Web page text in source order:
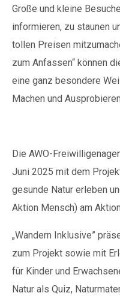
Große und kleine
informieren, zu staunen
tollen Preisen
zum Anfassen“ können
eine ganz besondere
Machen und
Die AWO-
Juni 2025 mit dem
gesunde Natur erleben
Aktion Mensch) am
„Wandern Inklusive”
zum Projekt sowie mit
für Kinder und
Natur als Quiz,